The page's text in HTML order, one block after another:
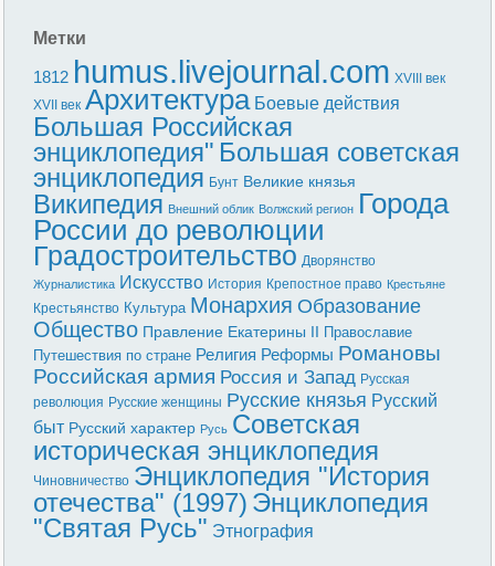
Метки
1812 humus.livejournal.com XVIII век
XVII век Архитектура Боевые действия
Большая Российская
энциклопедия" Большая советская
энциклопедия Бунт Великие князья
Википедия Внешний облик Волжский регион Города
России до революции
Градостроительство Дворянство
Журналистика Искусство История Крепостное право Крестьяне
Крестьянство Культура Монархия Образование
Общество Правление Екатерины II Православие
Путешествия по стране Религия Реформы Романовы
Российская армия Россия и Запад Русская
революция Русские женщины Русские князья Русский
быт Русский характер Русь Советская
историческая энциклопедия
Чиновничество Энциклопедия "История
отечества" (1997) Энциклопедия
"Святая Русь" Этнография